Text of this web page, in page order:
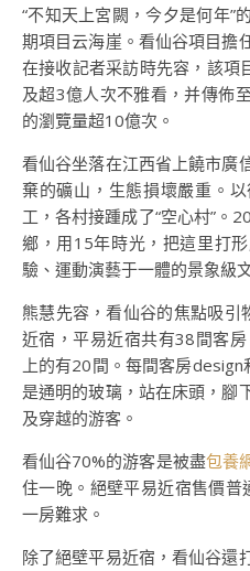
“不知天上宮闕，今夕是何年”
期項目云海崖。看仙谷項目擔
在接收記者采訪時先容，該項
及超3億人次不雅看，并傳佈
的瀏覽量超10億次。
看仙谷坐落在江西省上饒市廣
棄的礦山，生態損壞嚴重。
工，各村接踵成了“空心村”。
鄉，用15年時光，把這里打
驗、運動演藝于一體的景象
熊慧先容，看仙谷的焦點吸引
近宿，平易近宿共有38間客
上的有20間。每間客房
是通明的玻璃，站在床頭，腳
及穿越的游客。
看仙谷70%的游客是被盡包養
住一晚。絕壁平易近宿售價
一房難求。
除了絕壁平易近宿，看仙谷還